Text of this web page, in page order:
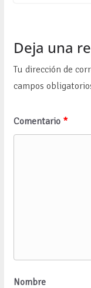
Deja una
Tu dirección de
campos
Comentario *
Nombre